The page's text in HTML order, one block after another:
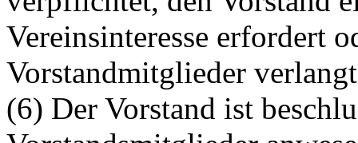
Vereinsinteresse erfordert
Vorstandmitglieder
(6) Der Vorstand ist